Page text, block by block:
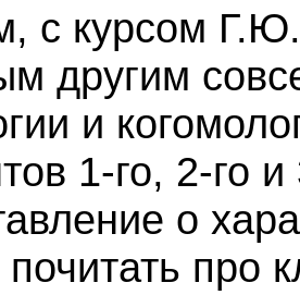
с курсом
другим
и
1-го, 2-го
о
про